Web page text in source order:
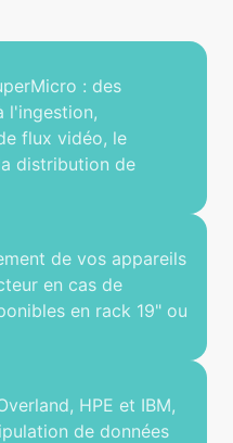
: des
l'ingestion,
flux vidéo, le
distribution de
de vos appareils
en cas de
en rack 19" ou
HPE et IBM,
de données